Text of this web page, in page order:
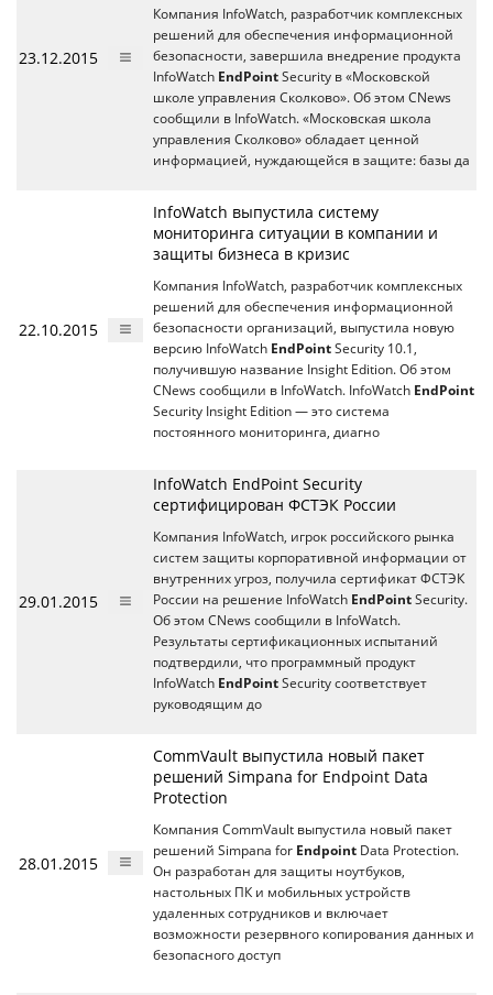
23.12.2015
Компания InfoWatch, разработчик комплексных
решений для обеспечения информационной
безопасности, завершила внедрение продукта
InfoWatch EndPoint Security в «Московской
школе управления Сколково». Об этом CNews
сообщили в InfoWatch. «Московская школа
управления Сколково» обладает ценной
информацией, нуждающейся в защите: базы да
22.10.2015
InfoWatch выпустила систему
мониторинга ситуации в компании и
защиты бизнеса в кризис
Компания InfoWatch, разработчик комплексных
решений для обеспечения информационной
безопасности организаций, выпустила новую
версию InfoWatch EndPoint Security 10.1,
получившую название Insight Edition. Об этом
CNews сообщили в InfoWatch. InfoWatch EndPoint
Security Insight Edition — это система
постоянного мониторинга, диагно
29.01.2015
InfoWatch EndPoint Security
сертифицирован ФСТЭК России
Компания InfoWatch, игрок российского рынка
систем защиты корпоративной информации от
внутренних угроз, получила сертификат ФСТЭК
России на решение InfoWatch EndPoint Security.
Об этом CNews сообщили в InfoWatch.
Результаты сертификационных испытаний
подтвердили, что программный продукт
InfoWatch EndPoint Security соответствует
руководящим до
28.01.2015
CommVault выпустила новый пакет
решений Simpana for Endpoint Data
Protection
Компания CommVault выпустила новый пакет
решений Simpana for Endpoint Data Protection.
Он разработан для защиты ноутбуков,
настольных ПК и мобильных устройств
удаленных сотрудников и включает
возможности резервного копирования данных и
безопасного доступ